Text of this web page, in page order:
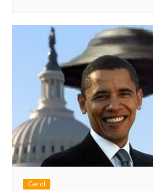
Geral